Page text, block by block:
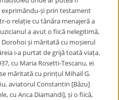
și prin testament
o relație cu tânăra menajeră a
a avut o fiică nelegitimă,
Dorohoi și măritată cu moșierul
i-a purtat de grijă toată viața.
cu Maria Rosetti-Tescanu, ei
măritată cu prințul Mihail G.
aviatorul Constantin [Bâzu]
cu Anca Diamandi], și o fiică,